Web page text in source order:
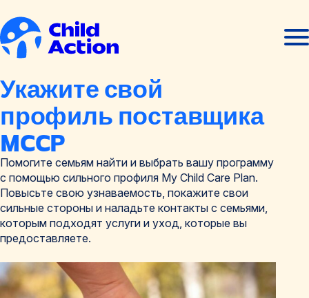
Укажите свой
профиль поставщика
MCCP
Помогите семьям найти и выбрать вашу программу
с помощью сильного профиля My Child Care Plan.
Повысьте свою узнаваемость, покажите свои
сильные стороны и наладьте контакты с семьями,
которым подходят услуги и уход, которые вы
предоставляете.